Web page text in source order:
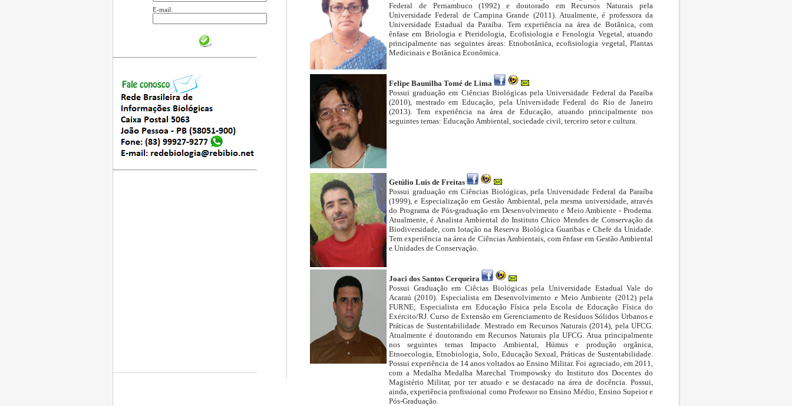
E-mail:
Federal de Pernambuco (1992) e doutorado em Recursos Naturais pela
Universidade Federal de Campina Grande (2011). Atualmente, é professora da
Universidade Estadual da Paraíba. Tem experiência na área de Botânica, com
ênfase em Briologia e Pteridologia, Ecofisiologia e Fenologia Vegetal, atuando
principalmente nas seguintes áreas: Etnobotânica, ecofisiologia vegetal, Plantas
Medicinais e Botânica Econômica.
Felipe Baunilha Tomé de Lima
Possui graduação em Ciências Biológicas pela Universidade Federal da Paraíba
(2010), mestrado em Educação, pela Universidade Federal do Rio de Janeiro
(2013). Tem experiência na área de Educação, atuando principalmente nos
seguintes temas: Educação Ambiental, sociedade civil, terceiro setor e cultura.
Getúlio Luis de Freitas
Possui graduação em Ciências Biológicas, pela Universidade Federal da Paraíba
(1999), e Especialização em Gestão Ambiental, pela mesma universidade, através
do Programa de Pós-graduação em Desenvolvimento e Meio Ambiente - Prodema.
Atualmente, é Analista Ambiental do Instituto Chico Mendes de Conservação da
Biodiversidade, com lotação na Reserva Biológica Guaribas e Chefe da Unidade.
Tem experiência na área de Ciências Ambientais, com ênfase em Gestão Ambiental
e Unidades de Conservação.
Joaci dos Santos Cerqueira
Possui Graduação em Ciêcias Biológicas pela Universidade Estadual Vale do
Acaraú (2010). Especialista em Desenvolvimento e Meio Ambiente (2012) pela
FURNE; Especialista em Educação Física pela Escola de Educação Física do
Exército/RJ. Curso de Extensão em Gerenciamento de Resíduos Sólidos Urbanos e
Práticas de Sustentabilidade. Mestrado em Recursos Naturais (2014), pela UFCG.
Atualmente é doutorando em Recursos Naturais pla UFCG. Atua principalmente
nos seguintes temas Impacto Ambiental, Húmus e produção orgânica,
Etnoecologia, Etnobiologia, Solo, Educação Sexual, Práticas de Sustentabilidade.
Possui experiência de 14 anos voltados ao Ensino Militar. Foi agraciado, em 2011,
com a Medalha Medalha Marechal Trompowsky do Instituto dos Docentes do
Magistério Militar, por ter atuado e se destacado na área de docência. Possui,
ainda, experiência profissional como Professor no Ensino Médio, Ensino Supeior e
Pós-Graduação.